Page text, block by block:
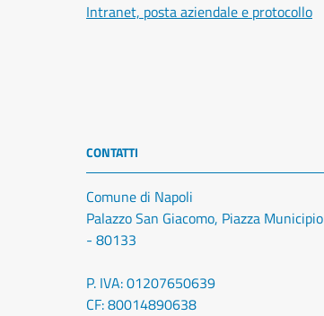
Intranet, posta aziendale e protocollo
CONTATTI
Comune di Napoli
Palazzo San Giacomo, Piazza Municipio
- 80133
P. IVA: 01207650639
CF: 80014890638